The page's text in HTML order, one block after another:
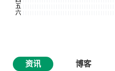
资讯 博客